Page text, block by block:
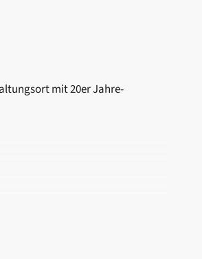
mit 20er Jahre-